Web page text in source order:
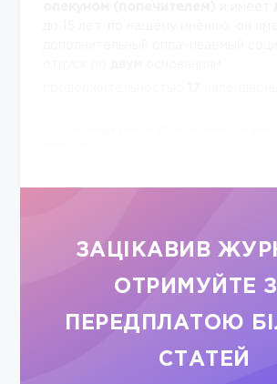
ЗАЦІКАВИВ
ОТРИМУЙТЕ
ПЕРЕДПЛАТОЮ
СТАТЕЙ